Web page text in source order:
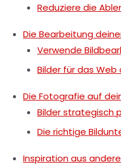
Reduziere die
Die Bearbeitung
Verwende
Bilder für das
Die Fotografie auf
Bilder strategisch
Die richtige
Inspiration aus